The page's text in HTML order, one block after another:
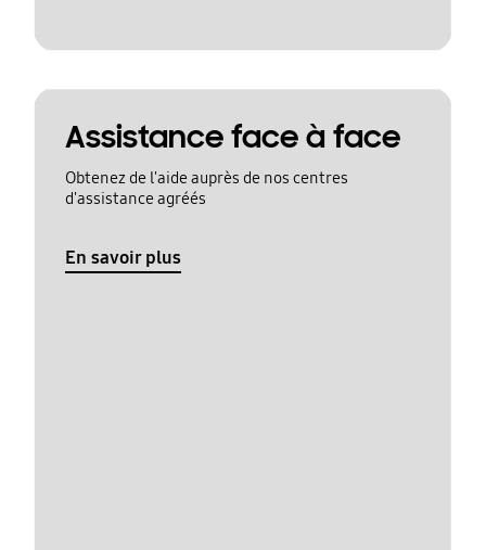
Assistance face à face
Obtenez de l'aide auprès de nos centres
d'assistance agréés
En savoir plus